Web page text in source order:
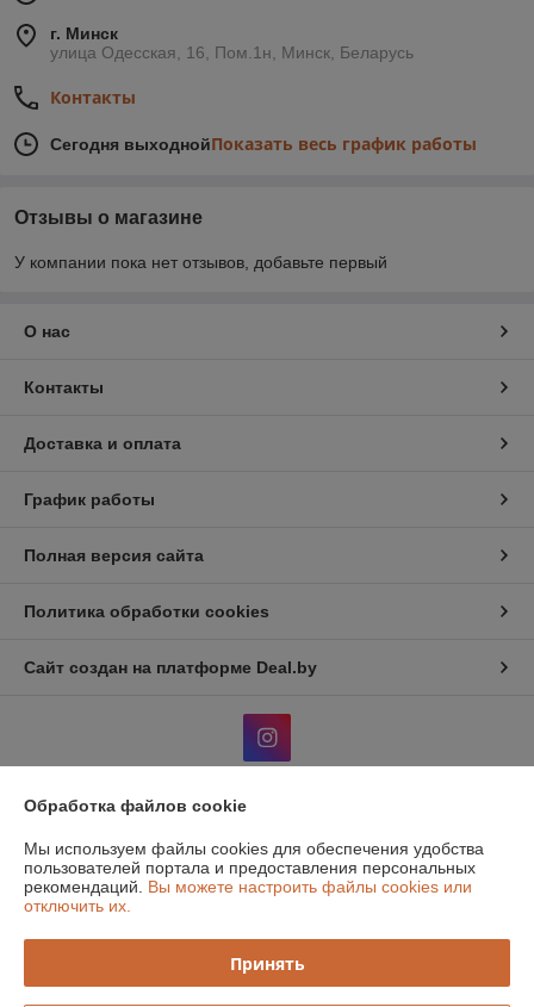
г. Минск
улица Одесская, 16, Пом.1н, Минск, Беларусь
Контакты
Сегодня выходнойПоказать весь график работы
Отзывы о магазине
У компании пока нет отзывов, добавьте первый
О нас
Контакты
Доставка и оплата
График работы
Полная версия сайта
Политика обработки cookies
Сайт создан на платформе Deal.by
Юридическое лицо:Общество с дополнительной отвественностью
"Атон классик"
220131, г. Минск, 1й Измайловский пер, 51, ком.1
Регистрационный номер ЕГР: 190516319
Обработка файлов cookie
Мы используем файлы cookies для обеспечения удобства
пользователей портала и предоставления персональных
рекомендаций. Вы можете настроить файлы cookies или
отключить их.
Принять